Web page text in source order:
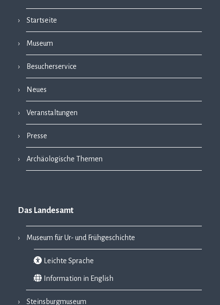
Startseite
Museum
Besucherservice
Neues
Veranstaltungen
Presse
Archäologische Themen
Das Landesamt
Museum für Ur- und Frühgeschichte
Leichte Sprache
Information in English
Steinsburgmuseum